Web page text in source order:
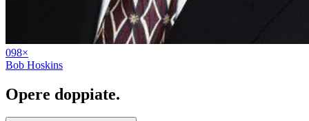
098×
Bob Hoskins
Opere doppiate.